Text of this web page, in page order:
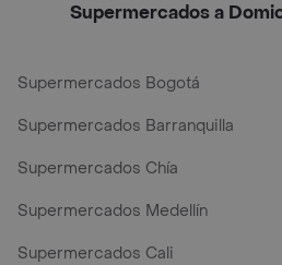
Supermercados a
Supermercados Bogotá
Supermercados Barranquilla
Supermercados Chía
Supermercados Medellín
Supermercados Cali